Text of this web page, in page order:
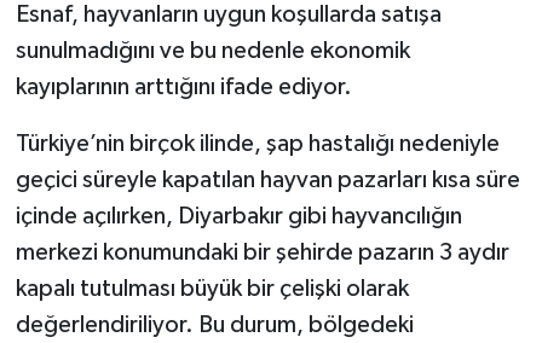
Esnaf, hayvanların uygun koşullarda satışa
sunulmadığını ve bu nedenle ekonomik
kayıplarının arttığını ifade ediyor.
Türkiye’nin birçok ilinde, şap hastalığı nedeniyle
geçici süreyle kapatılan hayvan pazarları kısa süre
içinde açılırken, Diyarbakır gibi hayvancılığın
merkezi konumundaki bir şehirde pazarın 3 aydır
kapalı tutulması büyük bir çelişki olarak
değerlendiriliyor. Bu durum, bölgedeki